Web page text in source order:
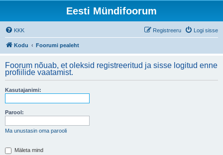
Eesti Mündifoorum
KKK Logi sisse
Registreeru
Kodu Foorumi pealeht
Foorum nõuab, et oleksid registreeritud ja sisse logitud enne
profiilide vaatamist.
Kasutajanimi:
Parool:
Ma unustasin oma parooli
Mäleta mind